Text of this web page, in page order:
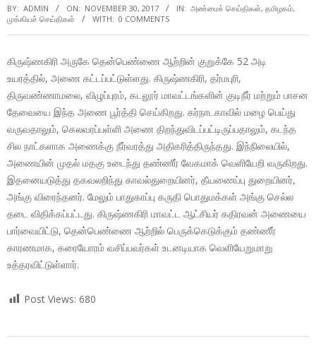
BY: ADMIN ON: NOVEMBER 30, 2017 IN: அண்மைச் செய்திகள், தமிழகம்,
முக்கியச் செய்திகள்
WITH: 0 COMMENTS
கிருஷ்ணகிரி அருகே தென்பெண்ணை ஆற்றின் குறுக்கே 52 அடி
உயரத்தில், அணை கட்டப்பட்டுள்ளது. கிருஷ்ணகிரி, தர்மபுரி,
திருவண்ணாமலை, விழுப்புரம், கடலூர் மாவட்டங்களின் குடிநீர் மற்றும் பாசன
தேவையை இந்த அணை பூர்த்தி செய்கிறது. கர்நாடகாவில் மழை பெய்து
வருவதாலும், கெலவரப்பள்ளி அணை திறந்துவிடப்பட்டிருப்பதாலும், கடந்த
சில நாட்களாக அணைக்கு நீர்வரத்து அதிகரித்திருந்தது. இந்நிலையில்,
அணையின் முதல் மதகு உடைந்து தண்ணீர் வேகமாக் வெளியேறி வருகிறது.
இதனையடுத்து தகவலறிந்து காவல்துறையினர், தீயணைப்பு துறையினர்,
அங்கு விரைந்தனர். மேலும் பாதுகாப்பு கருதி பொதுமக்கள் அங்கு செல்ல
தடை விதிக்கப்பட்டது. கிருஷ்ணகிரி மாவட்ட ஆட்சியர் கதிரவன் அணையை
பார்வையிட்டு, தென்பெண்ணை ஆற்றில் பெருக்கெடுக்கும் தண்ணீர்
காரணமாக, கரையோரம் வசிப்பவர்கள் உடனடியாக வெளியேறுமாறு
உத்தரவிட்டுள்ளார்.
Post Views: 680